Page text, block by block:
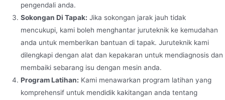
pengendali anda.
Sokongan Di Tapak: Jika sokongan jarak jauh tidak
mencukupi, kami boleh menghantar juruteknik ke kemudahan
anda untuk memberikan bantuan di tapak. Juruteknik kami
dilengkapi dengan alat dan kepakaran untuk mendiagnosis dan
membaiki sebarang isu dengan mesin anda.
Program Latihan: Kami menawarkan program latihan yang
komprehensif untuk mendidik kakitangan anda tentang